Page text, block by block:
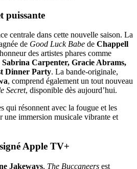
puissante
centrale dans cette nouvelle saison. La
de Good Luck Babe de Chappell
des artistes phares comme
Carpenter, Gracie Abrams,
Dinner Party. La bande-originale,
, comprend également un tout nouveau
Secret, disponible dès aujourd’hui.
qui résonnent avec la fougue et les
une immersion musicale vibrante et
Apple TV+
Jakeways, The Buccaneers est